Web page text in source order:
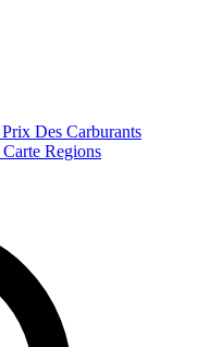
Prix Des Carburants
Carte Regions